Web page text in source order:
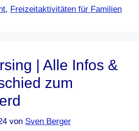
, Freizeitaktivitäten für Familien
| Alle Infos &
zum
von Sven Berger